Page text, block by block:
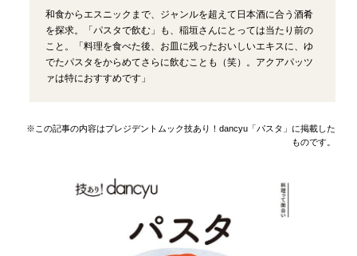
和食からエスニックまで、ジャンルを超えて日本酒に合う酒肴
を探求。「パスタで飲む」も、稲垣さんにとっては当たり前の
こと。「料理を食べた後、お皿に残ったおいしいエキスに、ゆ
でたパスタをからめてさらに飲むことも（笑）。アクアパッツ
ァは特におすすめです」
※この記事の内容はプレジデントムック技あり！dancyu「パスタ」に掲載した
ものです。